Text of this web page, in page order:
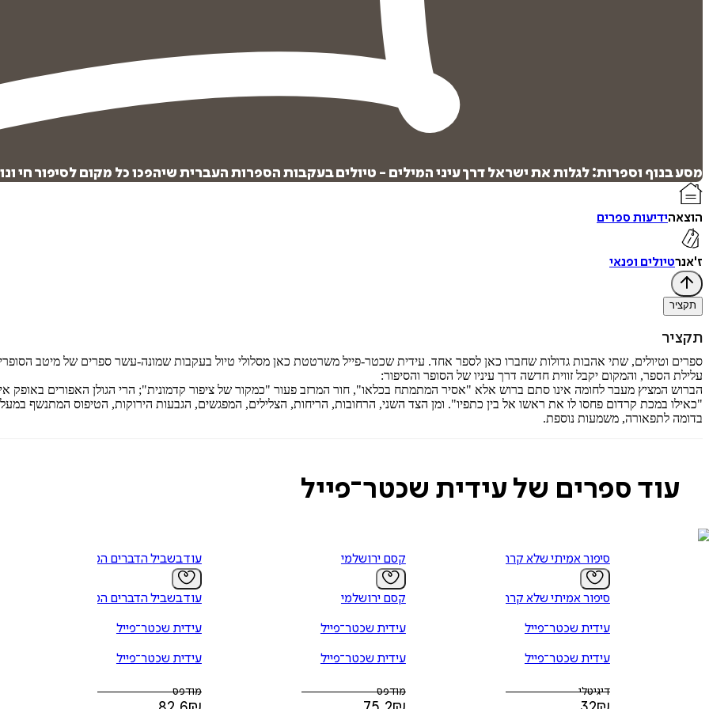
מסע בנוף וספרות: לגלות את ישראל דרך עיני המילים - טיולים בעקבות הספרות העברית שיהפכו כל מקום לסיפור חי
הוצאהידיעות ספרים
ז'אנרטיולים ופנאי
תקציר
תקציר
ספרים וטיולים, שתי אהבות גדולות שחברו כאן לספר אחד. עידית שכטר-פייל משרטטת כאן מסלולי טיול בעקבות שמונה-עשר ספרים של מיטב
עלילת הספר, והמקום יקבל זווית חדשה דרך עיניו של הסופר והסיפור:
הברוש המציץ מעבר לחומה אינו סתם ברוש אלא "אסיר המתמתח בכלאו", חור המרזב פעור "כמקור של ציפור קדמונית"; הרי הגולן האפורים באופק
"כאילו במכת קרדום פחסו לו את ראשו אל בין כתפיו". ומן הצד השני, הרחובות, הריחות, הצלילים, המפגשים, הגבעות הירוקות, הטיפוס המתנשף
בדומה לתפאורה, משמעות נוספת.
עוד ספרים של עידית שכטר־פייל
סיפור אמיתי שלא קרה
סיפור אמיתי שלא קרה
עידית שכטר־פייל
עידית שכטר־פייל
דיגיטלי
קסם ירושלמי
קסם ירושלמי
עידית שכטר־פייל
עידית שכטר־פייל
מודפס
עוד בשביל הדברים הטובים
עוד בשביל הדברים הטובים
עידית שכטר־פייל
עידית שכטר־פייל
מודפס